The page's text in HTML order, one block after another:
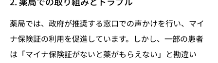
薬局では、政府が推奨する窓口での声かけを行い、マイ
ナ保険証の利用を促進しています。しかし、一部の患者
は「マイナ保険証がないと薬がもらえない」と勘違い